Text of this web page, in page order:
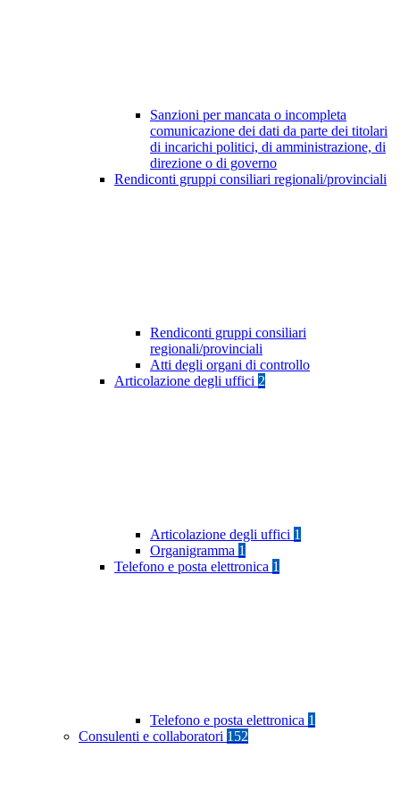
Sanzioni per mancata o incompleta
comunicazione dei dati da parte dei titolari
di incarichi politici, di amministrazione, di
direzione o di governo
Rendiconti gruppi consiliari regionali/provinciali
Rendiconti gruppi consiliari
regionali/provinciali
Atti degli organi di controllo
Articolazione degli uffici 2
Articolazione degli uffici 1
Organigramma 1
Telefono e posta elettronica 1
Telefono e posta elettronica 1
Consulenti e collaboratori 152